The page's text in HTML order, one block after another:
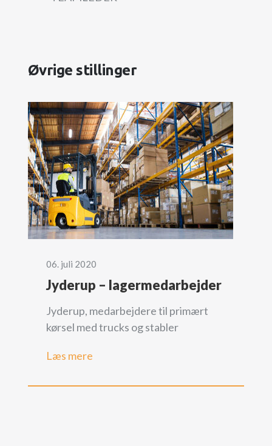
Øvrige stillinger
06. juli 2020
Jyderup – lagermedarbejder
Jyderup, medarbejdere til primært
kørsel med trucks og stabler
Læs mere